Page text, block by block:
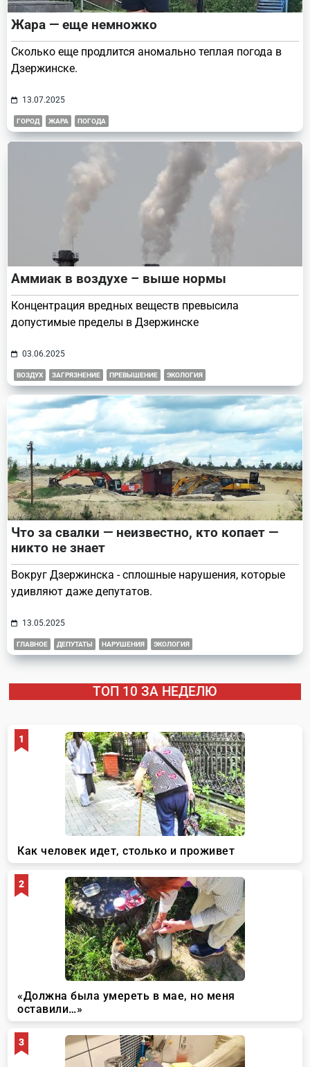
Жара — еще немножко
Сколько еще продлится аномально теплая погода в
Дзержинске.
13.07.2025
ГОРОД ЖАРА ПОГОДА
Аммиак в воздухе – выше нормы
Концентрация вредных веществ превысила
допустимые пределы в Дзержинске
03.06.2025
ВОЗДУХ ЗАГРЯЗНЕНИЕ ПРЕВЫШЕНИЕ ЭКОЛОГИЯ
Что за свалки — неизвестно, кто копает —
никто не знает
Вокруг Дзержинска - сплошные нарушения, которые
удивляют даже депутатов.
13.05.2025
ГЛАВНОЕ ДЕПУТАТЫ НАРУШЕНИЯ ЭКОЛОГИЯ
ТОП 10 ЗА НЕДЕЛЮ